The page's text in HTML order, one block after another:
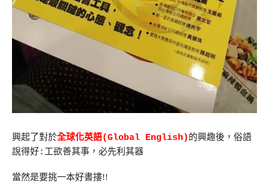
興起了對於全球化英語(Global English) 的興趣後，俗語
說得好:工欲善其事，必先利其器
當然是要挑一本好書摟!!